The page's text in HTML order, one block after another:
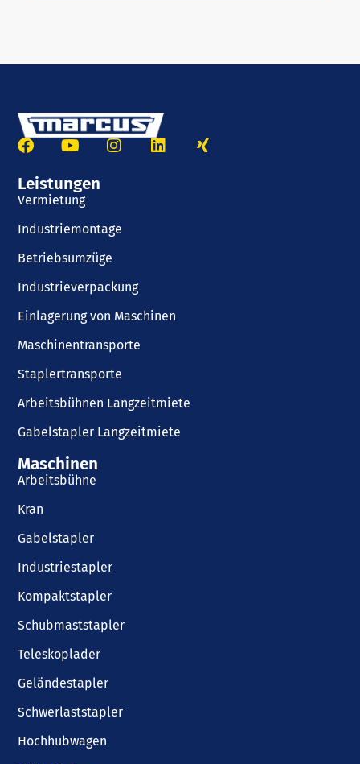
Leistungen
Vermietung
Industriemontage
Betriebsumzüge
Industrieverpackung
Einlagerung von Maschinen
Maschinentransporte
Staplertransporte
Arbeitsbühnen Langzeitmiete
Gabelstapler Langzeitmiete
Maschinen
Arbeitsbühne
Kran
Gabelstapler
Industriestapler
Kompaktstapler
Schubmaststapler
Teleskoplader
Geländestapler
Schwerlaststapler
Hochhubwagen